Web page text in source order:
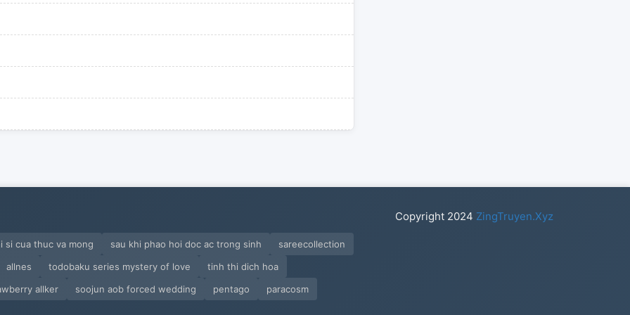
si cua thuc va mong sau khi phao hoi doc ac trong sinh
sareecollection
allnes todobaku series mystery of love
tinh thi dich hoa
allker soojun aob forced wedding pentago
paracosm
Copyright 2024 ZingTruyen.Xyz